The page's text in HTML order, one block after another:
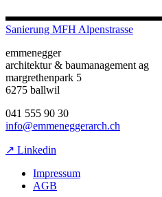
Sanierung MFH Alpenstrasse
emmenegger
architektur & baumanagement ag
margrethenpark 5
6275 ballwil
041 555 90 30
info@emmeneggerarch.ch
↗ Linkedin
Impressum
AGB